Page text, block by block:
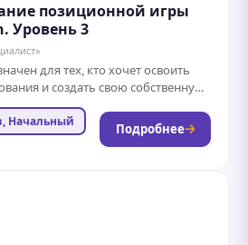
позиционной игры
Уровень 3
для тех, кто хочет освоить
и создать свою собственную
Python. В...
Начальный
Подробнее